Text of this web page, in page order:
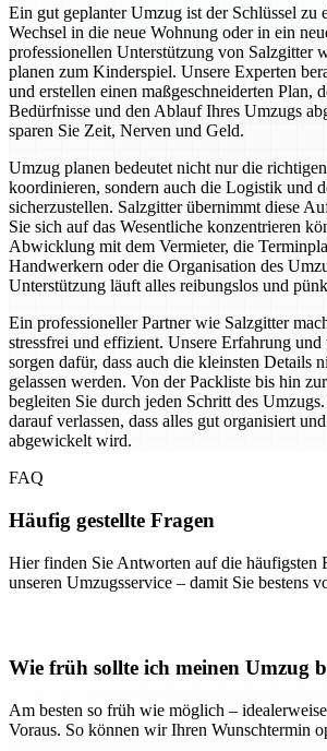
Ein gut geplanter Umzug ist der Schlüssel zu
Wechsel in die neue Wohnung oder in ein
professionellen Unterstützung von Salzgitter
planen zum Kinderspiel. Unsere Experten
und erstellen einen maßgeschneiderten Plan,
Bedürfnisse und den Ablauf Ihres Umzugs
sparen Sie Zeit, Nerven und Geld.
Umzug planen bedeutet nicht nur die
koordinieren, sondern auch die Logistik und
sicherzustellen. Salzgitter übernimmt diese
Sie sich auf das Wesentliche konzentrieren
Abwicklung mit dem Vermieter, die
Handwerkern oder die Organisation des
Unterstützung läuft alles reibungslos und
Ein professioneller Partner wie Salzgitter
stressfrei und effizient. Unsere Erfahrung
sorgen dafür, dass auch die kleinsten Details
gelassen werden. Von der Packliste bis hin
begleiten Sie durch jeden Schritt des
darauf verlassen, dass alles gut organisiert
abgewickelt wird.
FAQ
Häufig gestellte Fragen
Hier finden Sie Antworten auf die häufigsten
unseren Umzugsservice – damit Sie bestens
Wie früh sollte ich meinen Umzug
Am besten so früh wie möglich –
Voraus. So können wir Ihren Wunschtermin